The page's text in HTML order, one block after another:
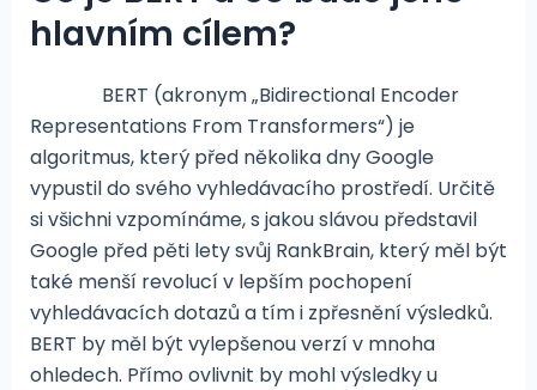
hlavním cílem?
BERT (akronym „Bidirectional Encoder
Representations From Transformers“) je
algoritmus, který před několika dny Google
vypustil do svého vyhledávacího prostředí. Určitě
si všichni vzpomínáme, s jakou slávou představil
Google před pěti lety svůj RankBrain, který měl být
také menší revolucí v lepším pochopení
vyhledávacích dotazů a tím i zpřesnění výsledků.
BERT by měl být vylepšenou verzí v mnoha
ohledech. Přímo ovlivnit by mohl výsledky u